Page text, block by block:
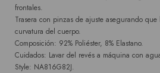
frontales.
Trasera con pinzas de ajuste asegurando
curvatura del cuerpo.
Composición: 92% Poliéster, 8% Elastano.
Cuidados: Lavar del revés a máquina con
Style: NA816G82J.